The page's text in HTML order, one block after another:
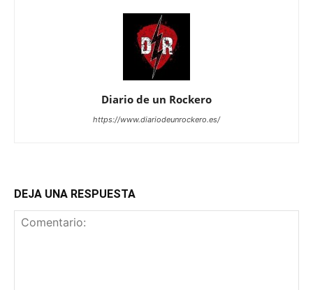
Diario de un Rockero
https://www.diariodeunrockero.es/
DEJA UNA RESPUESTA